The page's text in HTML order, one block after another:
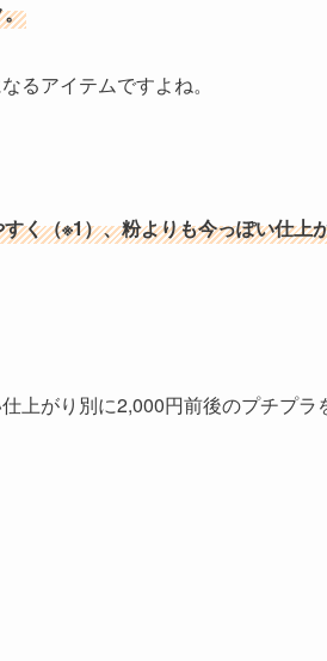
。
るアイテムですよね。
く（※1）、粉よりも今っぽい仕上
上がり別に2,000円前後のプチプラ